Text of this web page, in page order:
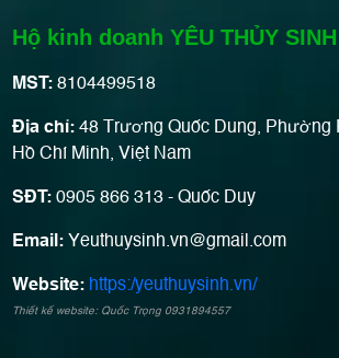
Hộ kinh doanh YÊU THỦY SINH
MST: 8104499518
Địa chỉ: 48 Trương Quốc Dung, Phường
Hồ Chí Minh, Việt Nam
SĐT: 0905 866 313 - Quốc Duy
Email: Yeuthuysinh.vn@gmail.com
Website: https:/yeuthuysinh.vn/
Thiết kế website: Quốc Trọng 0931894557